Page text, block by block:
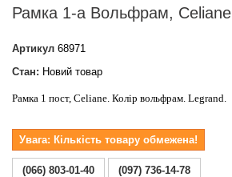
Рамка 1-а Вольфрам, Celiane
Артикул 68971
Стан: Новий товар
Рамка 1 пост, Celiane. Колір вольфрам. Legrand.
Увага: Кількість товару обмежена!
(066) 803-01-40 (097) 736-14-78